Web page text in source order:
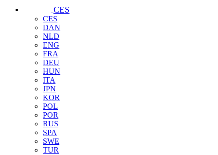
CES
CES
DAN
NLD
ENG
FRA
DEU
HUN
ITA
JPN
KOR
POL
POR
RUS
SPA
SWE
TUR